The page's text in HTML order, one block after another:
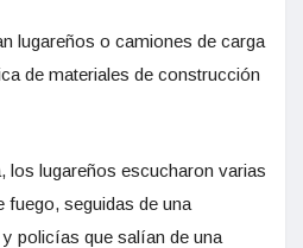
lugareños o camiones de carga
de materiales de construcción
los lugareños escucharon varias
fuego, seguidas de una
policías que salían de una